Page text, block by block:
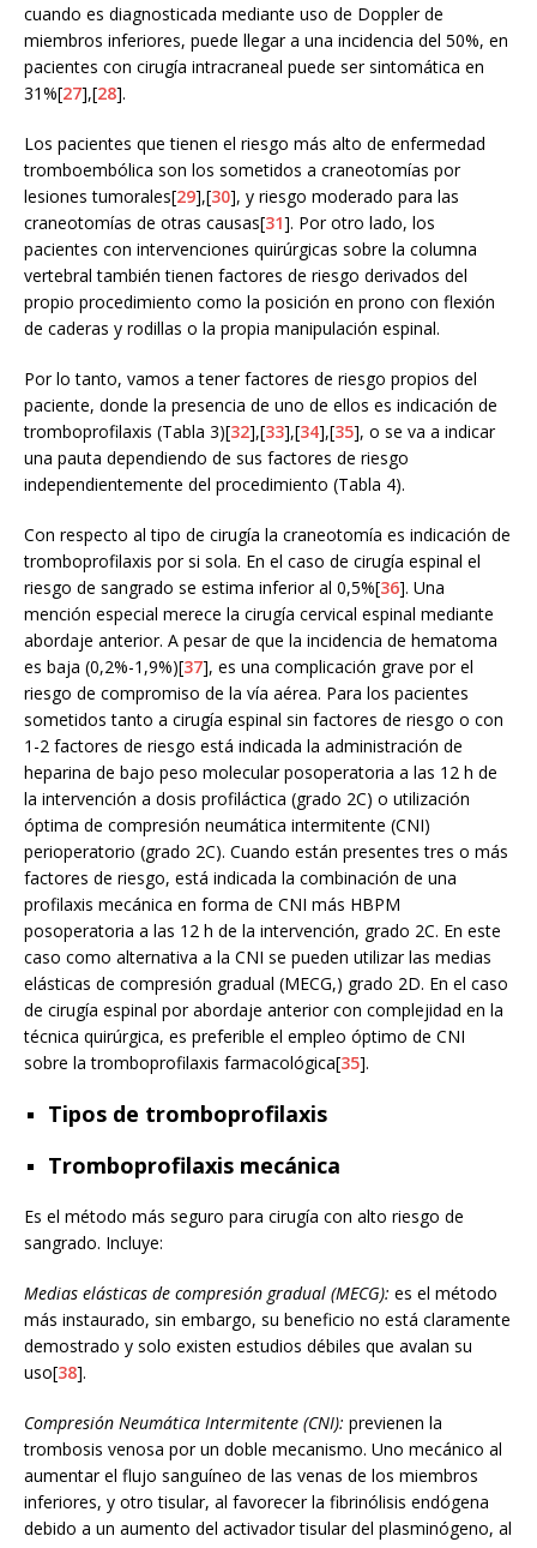
cuando es diagnosticada mediante uso de Doppler de
miembros inferiores, puede llegar a una incidencia del 50%, en
pacientes con cirugía intracraneal puede ser sintomática en
31%[27],[28].
Los pacientes que tienen el riesgo más alto de enfermedad
tromboembólica son los sometidos a craneotomías por
lesiones tumorales[29],[30], y riesgo moderado para las
craneotomías de otras causas[31]. Por otro lado, los
pacientes con intervenciones quirúrgicas sobre la columna
vertebral también tienen factores de riesgo derivados del
propio procedimiento como la posición en prono con flexión
de caderas y rodillas o la propia manipulación espinal.
Por lo tanto, vamos a tener factores de riesgo propios del
paciente, donde la presencia de uno de ellos es indicación de
tromboprofilaxis (Tabla 3)[32],[33],[34],[35], o se va a indicar
una pauta dependiendo de sus factores de riesgo
independientemente del procedimiento (Tabla 4).
Con respecto al tipo de cirugía la craneotomía es indicación de
tromboprofilaxis por si sola. En el caso de cirugía espinal el
riesgo de sangrado se estima inferior al 0,5%[36]. Una
mención especial merece la cirugía cervical espinal mediante
abordaje anterior. A pesar de que la incidencia de hematoma
es baja (0,2%-1,9%)[37], es una complicación grave por el
riesgo de compromiso de la vía aérea. Para los pacientes
sometidos tanto a cirugía espinal sin factores de riesgo o con
1-2 factores de riesgo está indicada la administración de
heparina de bajo peso molecular posoperatoria a las 12 h de
la intervención a dosis profiláctica (grado 2C) o utilización
óptima de compresión neumática intermitente (CNI)
perioperatorio (grado 2C). Cuando están presentes tres o más
factores de riesgo, está indicada la combinación de una
profilaxis mecánica en forma de CNI más HBPM
posoperatoria a las 12 h de la intervención, grado 2C. En este
caso como alternativa a la CNI se pueden utilizar las medias
elásticas de compresión gradual (MECG,) grado 2D. En el caso
de cirugía espinal por abordaje anterior con complejidad en la
técnica quirúrgica, es preferible el empleo óptimo de CNI
sobre la tromboprofilaxis farmacológica[35].
Tipos de tromboprofilaxis
Tromboprofilaxis mecánica
Es el método más seguro para cirugía con alto riesgo de
sangrado. Incluye:
Medias elásticas de compresión gradual (MECG): es el método
más instaurado, sin embargo, su beneficio no está claramente
demostrado y solo existen estudios débiles que avalan su
uso[38].
Compresión Neumática Intermitente (CNI): previenen la
trombosis venosa por un doble mecanismo. Uno mecánico al
aumentar el flujo sanguíneo de las venas de los miembros
inferiores, y otro tisular, al favorecer la fibrinólisis endógena
debido a un aumento del activador tisular del plasminógeno, al